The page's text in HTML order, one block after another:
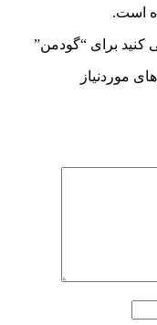
است.
کنید برای “گودمن”
موردنیاز